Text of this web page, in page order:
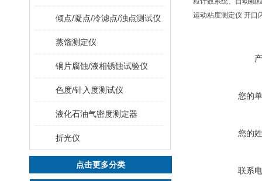
倾点/凝点/冷滤点/浊点测试仪
蒸馏测定仪
铜片腐蚀/液相锈蚀试验仪
色度/针入度测试仪
液化石油气密度测定器
折光仪
点击更多分类
运动粘度测定仪 开口
您的
您的
联系